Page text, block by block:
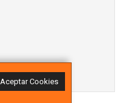
Aceptar Cookies